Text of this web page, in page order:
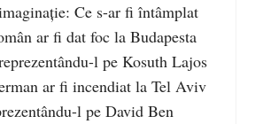
Ce s-ar fi întâmplat
ar fi dat foc la Budapesta
l pe Kosuth Lajos
ar fi incendiat la Tel Aviv
l pe David Ben